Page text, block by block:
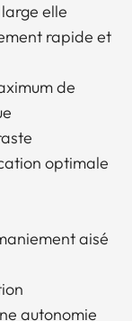
elle
rapide et
de
optimale
aisé
autonomie